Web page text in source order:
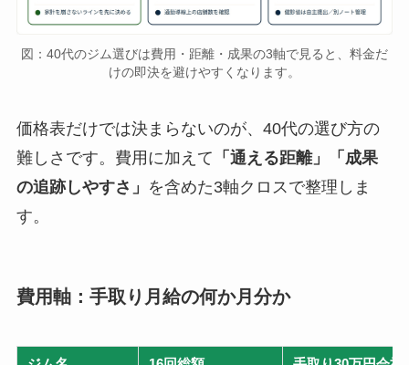
図：40代のジム選びは費用・距離・成果の3軸で見ると、料金だ
けの即決を避けやすくなります。
価格表だけでは決まらないのが、40代の選び方の
難しさです。費用に加えて 「通える距離」「成果
の追跡しやすさ」 を含めた3軸クロスで整理しま
す。
費用軸：手取り月給の何か月分か